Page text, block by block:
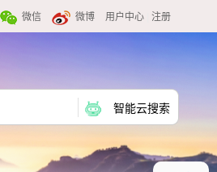
微信 微博 用户中心 注册